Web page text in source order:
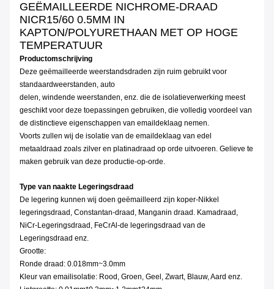
GEËMAILLEERDE NICHROME-DRAAD
NICR15/60 0.5MM IN
KAPTON/POLYURETHAAN MET OP HOGE
TEMPERATUUR
Productomschrijving
Deze geëmailleerde weerstandsdraden zijn ruim gebruikt voor
standaardweerstanden, auto
delen, windende weerstanden, enz. die de isolatieverwerking meest
geschikt voor deze toepassingen gebruiken, die volledig voordeel van
de distinctieve eigenschappen van emaildeklaag nemen.
Voorts zullen wij de isolatie van de emaildeklaag van edel
metaaldraad zoals zilver en platinadraad op orde uitvoeren. Gelieve te
maken gebruik van deze productie-op-orde.
Type van naakte Legeringsdraad
De legering kunnen wij doen geëmailleerd zijn koper-Nikkel
legeringsdraad, Constantan-draad, Manganin draad. Kamadraad,
NiCr-Legeringsdraad, FeCrAl-de legeringsdraad van de
Legeringsdraad enz.
Grootte:
Ronde draad: 0.018mm~3.0mm
Kleur van emailisolatie: Rood, Groen, Geel, Zwart, Blauw, Aard enz.